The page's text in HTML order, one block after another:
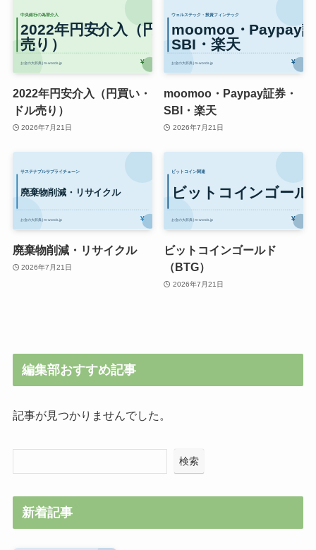
2022年円安介入（円買い・
ドル売り）
2026年7月21日
moomoo・Paypay証券・
SBI・楽天
2026年7月21日
廃棄物削減・リサイクル
2026年7月21日
ビットコインゴールド
（BTG）
2026年7月21日
編集部おすすめ記事
記事が見つかりませんでした。
検索
新着記事